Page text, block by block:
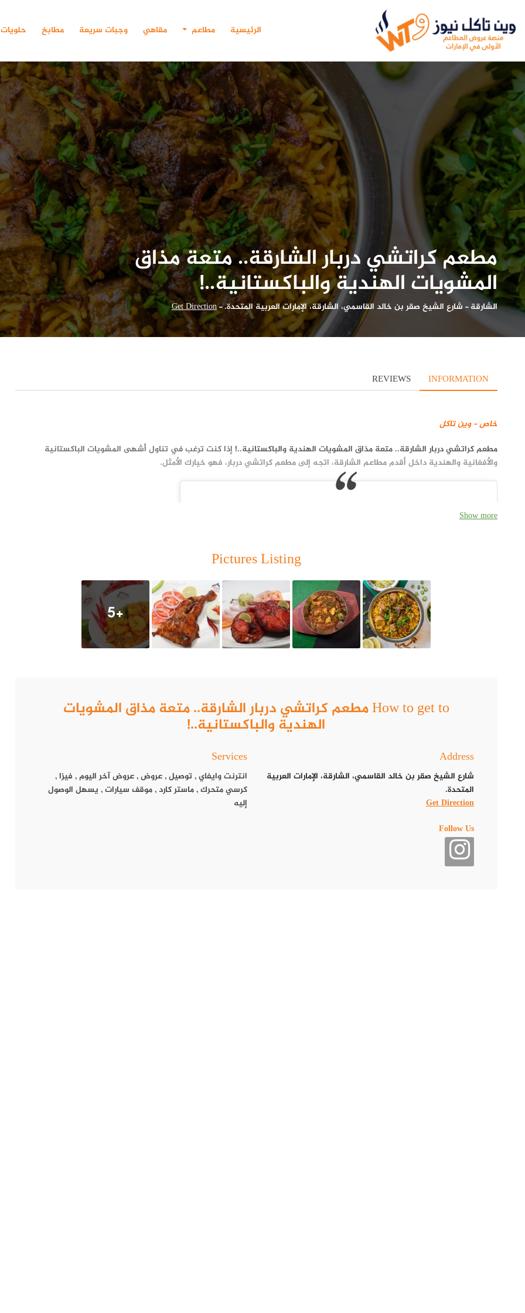
الرئيسية مطاعم مقاهي وجبات سريعة مطابخ حلويات
مطعم كراتشي دربار الشارقة.. متعة مذاق
المشويات الهندية والباكستانية..!
الشارقة- شارع الشيخ صقر بن خالد القاسمي، الشارقة، الإمارات العربية المتحدة.-
Get Direction
INFORMATION
REVIEWS
خاص – وين تاكل
مطعم كراتشي دربار الشارقة.. متعة مذاق المشويات الهندية والباكستانية..! إذا كنت ترغب في تناول أشهى المشويات الباكستانية
والأفغانية والهندية داخل أقدم مطاعم الشارقة، اتجه إلى مطعم كراتشي دربار، فهو خيارك الأمثل.
Show more
Pictures Listing
+5
How to get to مطعم كراتشي دربار الشارقة.. متعة مذاق المشويات
الهندية والباكستانية..!
Address
شارع الشيخ صقر بن خالد القاسمي، الشارقة، الإمارات العربية
المتحدة.
Get Direction
Follow Us
Services
انترنت وايفاي, توصيل,عروض,عروض آخر اليوم, فيزا,
كرسي متحرك,ماستر كارد,موقف سيارات, يسهل الوصول
إليه